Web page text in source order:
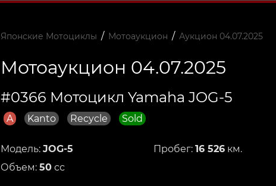
Японские Мотоциклы / Мотоаукцион / Аукцион 04.07.2025
Мотоаукцион 04.07.2025
#0366 Мотоцикл Yamaha JOG-5
A Kanto Recycle Sold
Модель: JOG-5
Объем: 50сс
Пробег: 16 526 км.